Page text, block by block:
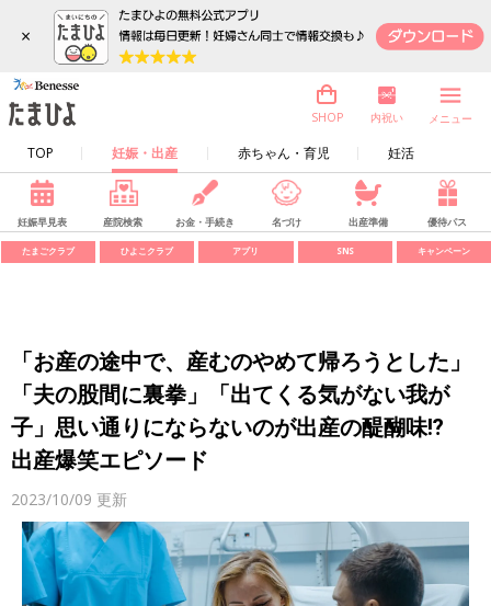
×
TOP 妊娠・出産 赤ちゃん・育児 妊活
SHOP 内祝い メニュー
妊娠早見表 産院検索 お金・手続き 名づけ 出産準備 優待パス
たまごクラブ ひよこクラブ アプリ SNS キャンペーン
「お産の途中で、産むのやめて帰ろうとした」
「夫の股間に裏拳」「出てくる気がない我が
子」思い通りにならないのが出産の醍醐味⁉
出産爆笑エピソード
2023/10/09 更新